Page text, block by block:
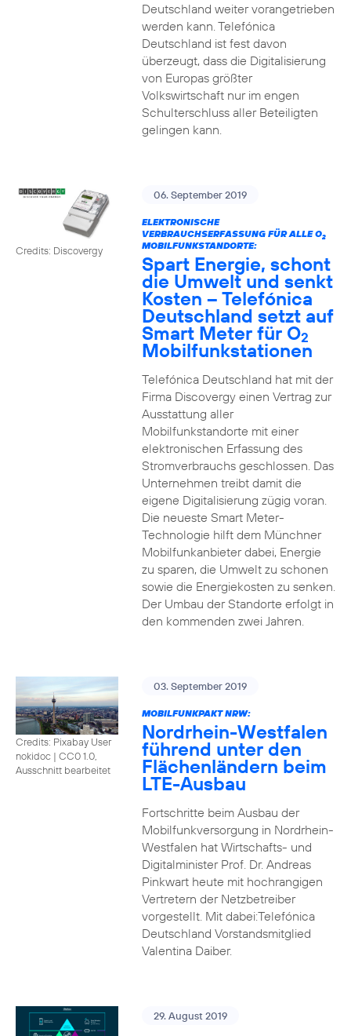
Deutschland weiter vorangetrieben
werden kann. Telefónica
Deutschland ist fest davon
überzeugt, dass die Digitalisierung
von Europas größter
Volkswirtschaft nur im engen
Schulterschluss aller Beteiligten
gelingen kann.
Credits: Discovergy
06. September 2019
ELEKTRONISCHE
VERBRAUCHSERFASSUNG FÜR ALLE O2
MOBILFUNKSTANDORTE:
Spart Energie, schont
die Umwelt und senkt
Kosten – Telefónica
Deutschland setzt auf
Smart Meter für O2
Mobilfunkstationen
Telefónica Deutschland hat mit der
Firma Discovergy einen Vertrag zur
Ausstattung aller
Mobilfunkstandorte mit einer
elektronischen Erfassung des
Stromverbrauchs geschlossen. Das
Unternehmen treibt damit die
eigene Digitalisierung zügig voran.
Die neueste Smart Meter-
Technologie hilft dem Münchner
Mobilfunkanbieter dabei, Energie
zu sparen, die Umwelt zu schonen
sowie die Energiekosten zu senken.
Der Umbau der Standorte erfolgt in
den kommenden zwei Jahren.
Credits: Pixabay User
nokidoc | CC0 1.0,
Ausschnitt bearbeitet
03. September 2019
MOBILFUNKPAKT NRW:
Nordrhein-Westfalen
führend unter den
Flächenländern beim
LTE-Ausbau
Fortschritte beim Ausbau der
Mobilfunkversorgung in Nordrhein-
Westfalen hat Wirtschafts- und
Digitalminister Prof. Dr. Andreas
Pinkwart heute mit hochrangigen
Vertretern der Netzbetreiber
vorgestellt. Mit dabei:Telefónica
Deutschland Vorstandsmitglied
Valentina Daiber.
29. August 2019